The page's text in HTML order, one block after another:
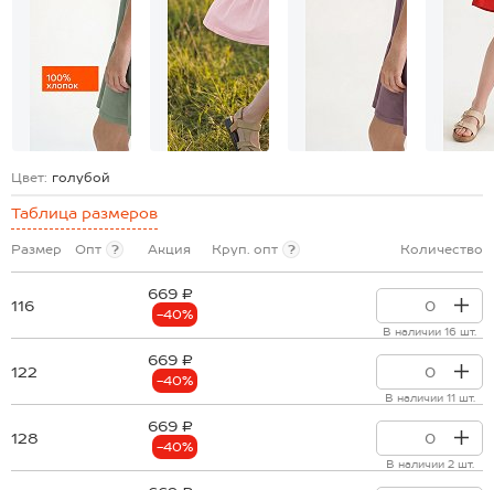
Цвет: голубой
Таблица размеров
Размер Опт ? Акция Круп. опт ? Количество
116
669 ₽
-40%
В наличии 16 шт.
122
669 ₽
-40%
В наличии 11 шт.
128
669 ₽
-40%
В наличии 2 шт.